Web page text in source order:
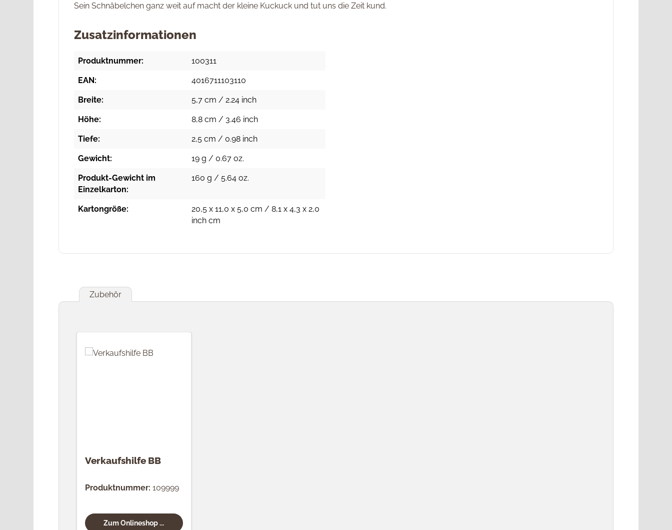
Sein Schnäbelchen ganz weit auf macht der kleine Kuckuck und tut uns die Zeit kund.
Zusatzinformationen
Produktnummer: 100311
EAN: 4016711103110
Breite: 5,7 cm / 2.24 inch
Höhe: 8,8 cm / 3.46 inch
Tiefe: 2,5 cm / 0.98 inch
Gewicht: 19 g / 0.67 oz.
Produkt-Gewicht im
Einzelkarton:
160 g / 5.64 oz.
Kartongröße:
20,5 x 11,0 x 5,0 cm / 8,1 x 4,3 x 2,0
inch cm
Zubehör
Verkaufshilfe BB
Produktnummer: 109999
Zum Onlineshop ...